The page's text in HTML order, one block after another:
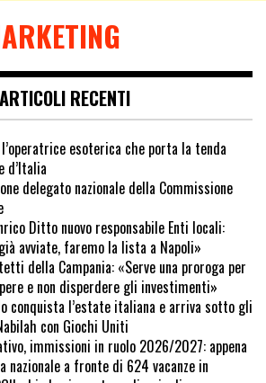
ARTICOLI RECENTI
esoterica che porta la tenda
d’Italia
delegato nazionale della Commissione
Ditto nuovo responsabile Enti locali:
avviate, faremo la lista a Napoli»
della Campania: «Serve una proroga per
e non disperdere gli investimenti»
conquista l’estate italiana e arriva sotto gli
con Giochi Uniti
immissioni in ruolo 2026/2027: appena
nazionale a fronte di 624 vacanze in